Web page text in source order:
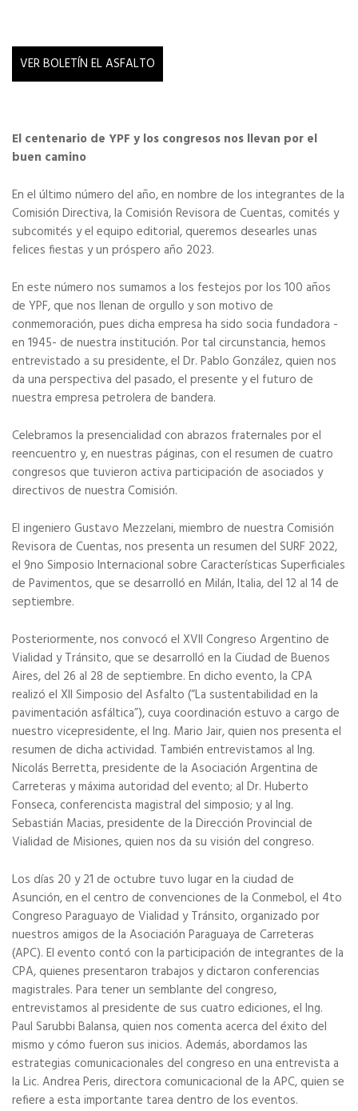
VER BOLETÍN EL ASFALTO
El centenario de YPF y los congresos nos llevan por el
buen camino
En el último número del año, en nombre de los integrantes de la
Comisión Directiva, la Comisión Revisora de Cuentas, comités y
subcomités y el equipo editorial, queremos desearles unas
felices fiestas y un próspero año 2023.
En este número nos sumamos a los festejos por los 100 años
de YPF, que nos llenan de orgullo y son motivo de
conmemoración, pues dicha empresa ha sido socia fundadora -
en 1945- de nuestra institución. Por tal circunstancia, hemos
entrevistado a su presidente, el Dr. Pablo González, quien nos
da una perspectiva del pasado, el presente y el futuro de
nuestra empresa petrolera de bandera.
Celebramos la presencialidad con abrazos fraternales por el
reencuentro y, en nuestras páginas, con el resumen de cuatro
congresos que tuvieron activa participación de asociados y
directivos de nuestra Comisión.
El ingeniero Gustavo Mezzelani, miembro de nuestra Comisión
Revisora de Cuentas, nos presenta un resumen del SURF 2022,
el 9no Simposio Internacional sobre Características Superficiales
de Pavimentos, que se desarrolló en Milán, Italia, del 12 al 14 de
septiembre.
Posteriormente, nos convocó el XVII Congreso Argentino de
Vialidad y Tránsito, que se desarrolló en la Ciudad de Buenos
Aires, del 26 al 28 de septiembre. En dicho evento, la CPA
realizó el XII Simposio del Asfalto (“La sustentabilidad en la
pavimentación asfáltica”), cuya coordinación estuvo a cargo de
nuestro vicepresidente, el Ing. Mario Jair, quien nos presenta el
resumen de dicha actividad. También entrevistamos al Ing.
Nicolás Berretta, presidente de la Asociación Argentina de
Carreteras y máxima autoridad del evento; al Dr. Huberto
Fonseca, conferencista magistral del simposio; y al Ing.
Sebastián Macias, presidente de la Dirección Provincial de
Vialidad de Misiones, quien nos da su visión del congreso.
Los días 20 y 21 de octubre tuvo lugar en la ciudad de
Asunción, en el centro de convenciones de la Conmebol, el 4to
Congreso Paraguayo de Vialidad y Tránsito, organizado por
nuestros amigos de la Asociación Paraguaya de Carreteras
(APC). El evento contó con la participación de integrantes de la
CPA, quienes presentaron trabajos y dictaron conferencias
magistrales. Para tener un semblante del congreso,
entrevistamos al presidente de sus cuatro ediciones, el Ing.
Paul Sarubbi Balansa, quien nos comenta acerca del éxito del
mismo y cómo fueron sus inicios. Además, abordamos las
estrategias comunicacionales del congreso en una entrevista a
la Lic. Andrea Peris, directora comunicacional de la APC, quien se
refiere a esta importante tarea dentro de los eventos.